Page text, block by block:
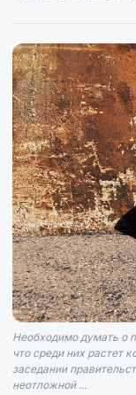
Необходимо думать о
что среди них растет
заседании
неотложной ...